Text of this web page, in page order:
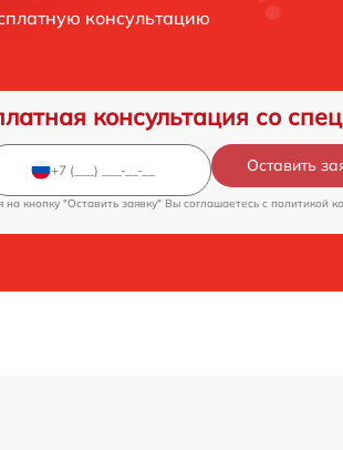
консультацию
консультация со
Оставить
кнопку "Оставить заявку" Вы соглашаетесь c политикой